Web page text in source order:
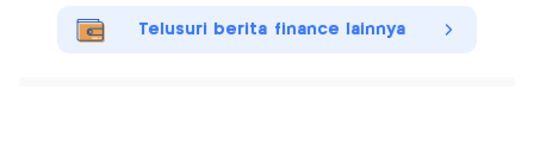
Telusuri berita finance lainnya